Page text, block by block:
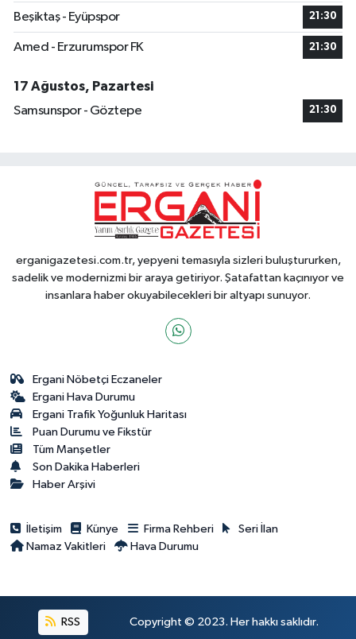
Beşiktaş - Eyüpspor 21:30
Amed - Erzurumspor FK 21:30
17 Ağustos, Pazartesi
Samsunspor - Göztepe
21:30
erganigazetesi.com.tr, yepyeni temasıyla sizleri buluştururken,
sadelik ve modernizmi bir araya getiriyor. Şatafattan kaçınıyor ve
insanlara haber okuyabilecekleri bir altyapı sunuyor.
Ergani Nöbetçi Eczaneler
Ergani Hava Durumu
Ergani Trafik Yoğunluk Haritası
Puan Durumu ve Fikstür
Tüm Manşetler
Son Dakika Haberleri
Haber Arşivi
İletişim Künye Firma Rehberi
Seri İlan
Namaz Vakitleri
Hava Durumu
RSS Copyright © 2023. Her hakkı saklıdır.